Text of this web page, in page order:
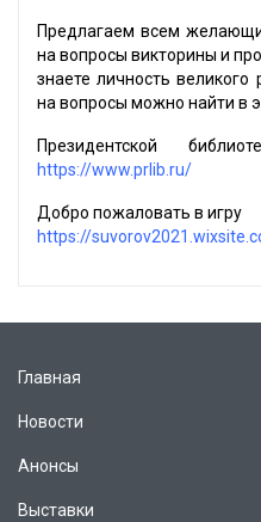
Предлагаем всем
на вопросы викторины и
знаете личность великого
на вопросы можно найти в
Президентской
https://www.prlib.ru/
Добро пожаловать в игру
https://
Главная
Новости
Анонсы
Выставки